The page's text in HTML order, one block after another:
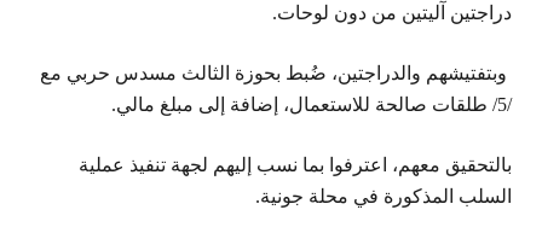
دراجتين آليتين من دون لوحات.
وبتفتيشهم والدراجتين، ضُبط بحوزة الثالث مسدس حربي مع
/5/ طلقات صالحة للاستعمال، إضافة إلى مبلغ مالي.
بالتحقيق معهم، اعترفوا بما نسب إليهم لجهة تنفيذ عملية
السلب المذكورة في محلة جونية.